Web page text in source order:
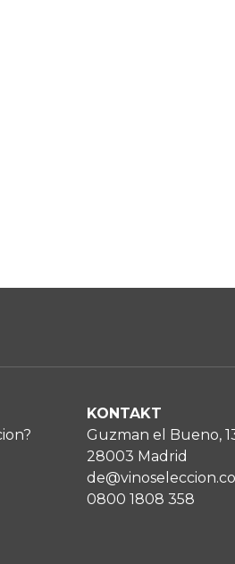
KONTAKT
Guzman el Bueno,
28003 Madrid
0800 1808 358